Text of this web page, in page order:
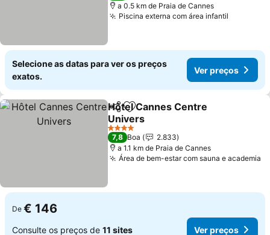
a 0.5 km de Praia de Cannes
Piscina externa com área infantil
Selecione as datas para ver os preços
exatos.
Ver preços
PartilharAdicionar aos favoritos
Hôtel Cannes Centre
Univers
Ver preços
4 Estrelas
7,8 Boa
2.833
a 1.1 km de Praia de Cannes
Área de bem-estar com sauna e academia
De € 146
Consulte os preços de 11 sites Ver preços